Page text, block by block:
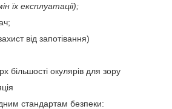
їх експлуатації);
від запотівання)
більшості окулярів для зору
стандартам безпеки: